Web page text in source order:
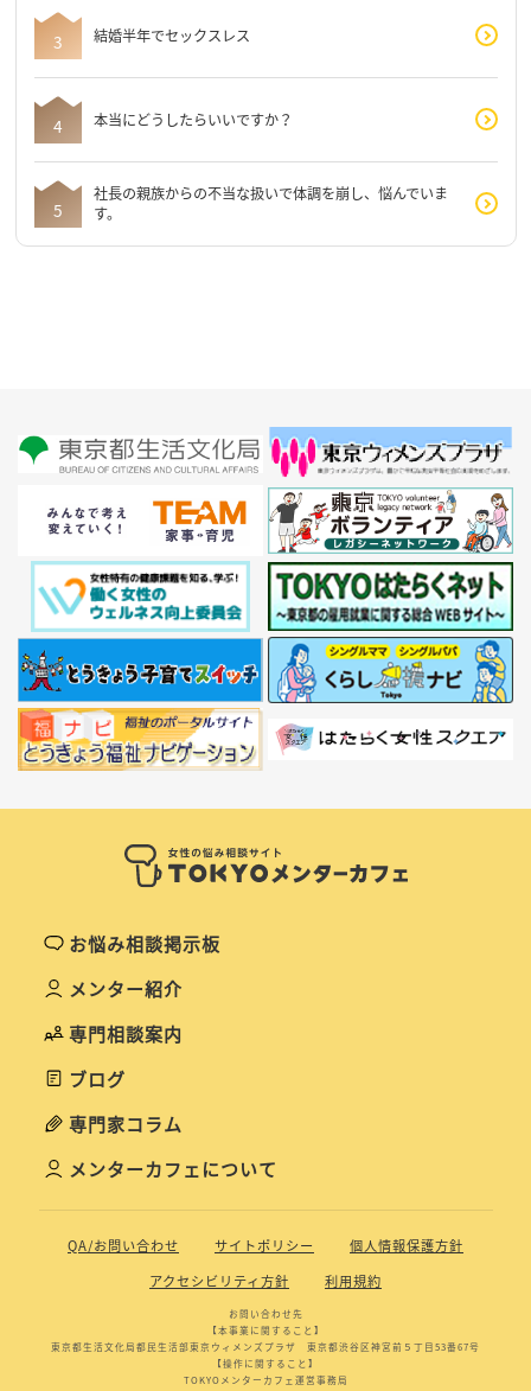
結婚半年でセックスレス
本当にどうしたらいいですか？
社長の親族からの不当な扱いで体調を崩し、悩んでいま
す。
お悩み相談掲示板
メンター紹介
専門相談案内
ブログ
専門家コラム
メンターカフェについて
QA/お問い合わせ サイトポリシー
個人情報保護方針
アクセシビリティ方針
利用規約
お問い合わせ先
【本事業に関すること】
東京都生活文化局都民生活部東京ウィメンズプラザ 東京都渋谷区神宮前５丁目53番67号
【操作に関すること】
TOKYOメンターカフェ運営事務局